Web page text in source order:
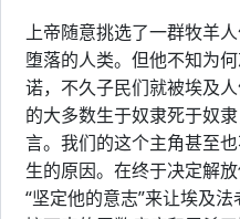
上帝随意挑选了一群牧羊
堕落的人类。但他不知为
诺，不久子民们就被埃及
的大多数生于奴隶死于奴
言。我们的这个主角甚至
生的原因。在终于决定解
“坚定他的意志”来让埃及